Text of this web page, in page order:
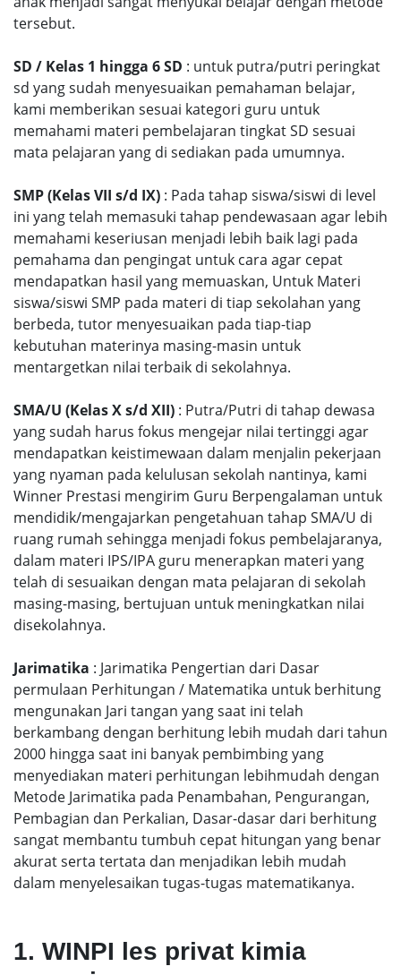
tersebut.
SD / Kelas 1 hingga 6 SD : untuk putra/putri peringkat
sd yang sudah menyesuaikan pemahaman belajar,
kami memberikan sesuai kategori guru untuk
memahami materi pembelajaran tingkat SD sesuai
mata pelajaran yang di sediakan pada umumnya.
SMP (Kelas VII s/d IX) : Pada tahap siswa/siswi di level
ini yang telah memasuki tahap pendewasaan agar lebih
memahami keseriusan menjadi lebih baik lagi pada
pemahama dan pengingat untuk cara agar cepat
mendapatkan hasil yang memuaskan, Untuk Materi
siswa/siswi SMP pada materi di tiap sekolahan yang
berbeda, tutor menyesuaikan pada tiap-tiap
kebutuhan materinya masing-masin untuk
mentargetkan nilai terbaik di sekolahnya.
SMA/U (Kelas X s/d XII) : Putra/Putri di tahap dewasa
yang sudah harus fokus mengejar nilai tertinggi agar
mendapatkan keistimewaan dalam menjalin pekerjaan
yang nyaman pada kelulusan sekolah nantinya, kami
Winner Prestasi mengirim Guru Berpengalaman untuk
mendidik/mengajarkan pengetahuan tahap SMA/U di
ruang rumah sehingga menjadi fokus pembelajaranya,
dalam materi IPS/IPA guru menerapkan materi yang
telah di sesuaikan dengan mata pelajaran di sekolah
masing-masing, bertujuan untuk meningkatkan nilai
disekolahnya.
Jarimatika : Jarimatika Pengertian dari Dasar
permulaan Perhitungan / Matematika untuk berhitung
mengunakan Jari tangan yang saat ini telah
berkambang dengan berhitung lebih mudah dari tahun
2000 hingga saat ini banyak pembimbing yang
menyediakan materi perhitungan lebihmudah dengan
Metode Jarimatika pada Penambahan, Pengurangan,
Pembagian dan Perkalian, Dasar-dasar dari berhitung
sangat membantu tumbuh cepat hitungan yang benar
akurat serta tertata dan menjadikan lebih mudah
dalam menyelesaikan tugas-tugas matematikanya.
1. WINPI les privat kimia